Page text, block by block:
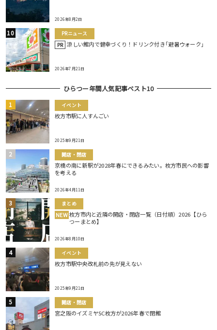
2026年8月2日
PRニュース
PR 涼しい館内で健幸づくり！ドリンク付き｢避暑ウォーク｣
2026年7月21日
ひらつー年間人気記事ベスト10
イベント
枚方市駅に人すんごい
2025年9月21日
開店・閉店
京橋の南に新駅が2028年春にできるみたい。枚方市民への影響
を考える
2026年4月11日
まとめ
NEW 枚方市内と近隣の開店・閉店一覧（日付順）2026【ひら
つーまとめ】
2026年8月10日
イベント
枚方市駅中央改札前の先が見えない
2025年9月21日
開店・閉店
宮之阪のイズミヤSC枚方が2026年春で閉館